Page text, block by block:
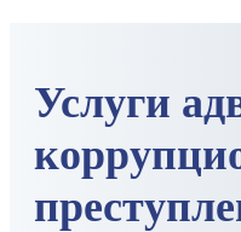
Услуги